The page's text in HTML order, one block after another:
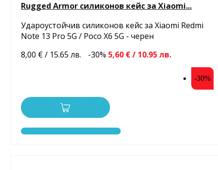
Rugged Armor силиконов кейс за Xiaomi...
Удароустойчив силиконов кейс за Xiaomi Redmi
Note 13 Pro 5G / Poco X6 5G - черен
8,00 € / 15.65 лв.
-30% 5,60 € / 10.95 лв.
-30%